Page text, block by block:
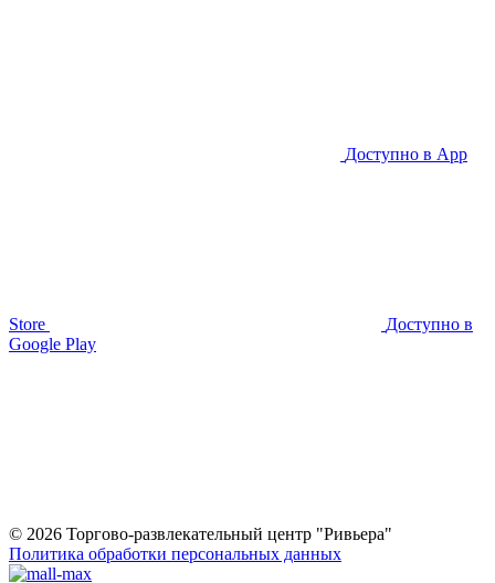
Доступно в App
Store
Доступно в
Google Play
© 2026 Торгово-развлекательный центр "Ривьера"
Политика обработки персональных данных